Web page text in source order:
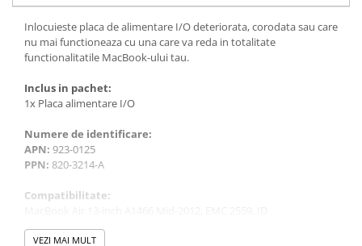
iPhone 17
iPhone 15 Pro
iPhone 16
iPhone 15
iPhone 14 Pro Max
iPhone 14 Pro
iPhone 14
Inlocuieste placa de alimentare I/O deteriorata, corodata sau care
nu mai functioneaza cu una care va reda in totalitate
functionalitatile MacBook-ului tau.
Inclus in pachet:
1x Placa alimentare I/O
Numere de identificare:
APN: 923-0125
PPN: 820-3214-A
Compatibilitate:
MacBookAir5,2
VEZI MAI MULT